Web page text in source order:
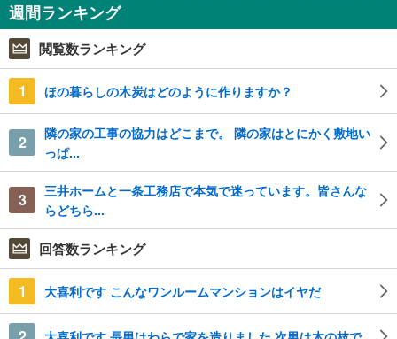
週間ランキング
閲覧数ランキング
1 ほの暮らしの木炭はどのように作りますか？
2
隣の家の工事の協力はどこまで。 隣の家はとにかく敷地い
っぱ...
3
三井ホームと一条工務店で本気で迷っています。皆さんな
らどちら...
回答数ランキング
1 大喜利です こんなワンルームマンションはイヤだ